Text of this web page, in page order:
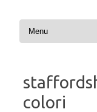
Vai al contenuto
colori